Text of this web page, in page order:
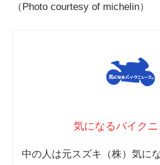
（Photo courtesy of michelin）
気になるバイクニ
中の人は元スズキ（株）気に